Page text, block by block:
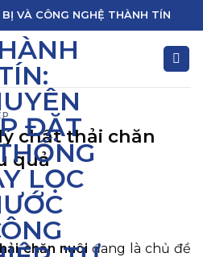
VÀ CÔNG NGHỆ THÀNH TÍN
chất thải chăn
quả
chăn nuôi đang là chủ đề